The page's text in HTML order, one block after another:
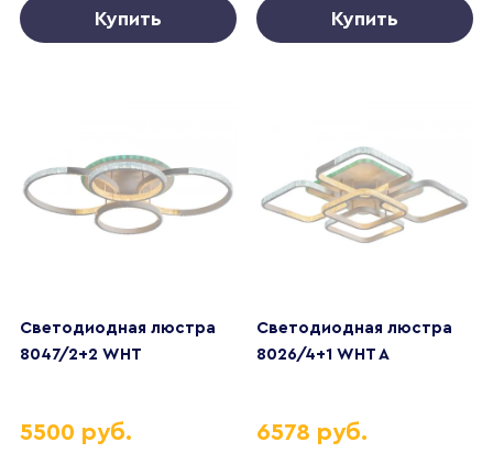
Купить Купить
Светодиодная люстра
8047/2+2 WHT
5500 руб.
Светодиодная люстра
8026/4+1 WHT A
6578 руб.